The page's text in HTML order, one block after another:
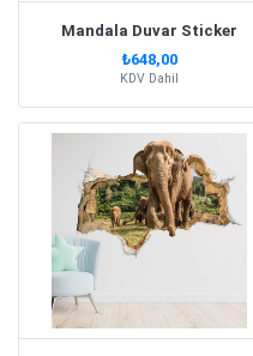
Mandala Duvar Sticker
₺648,00
KDV Dahil